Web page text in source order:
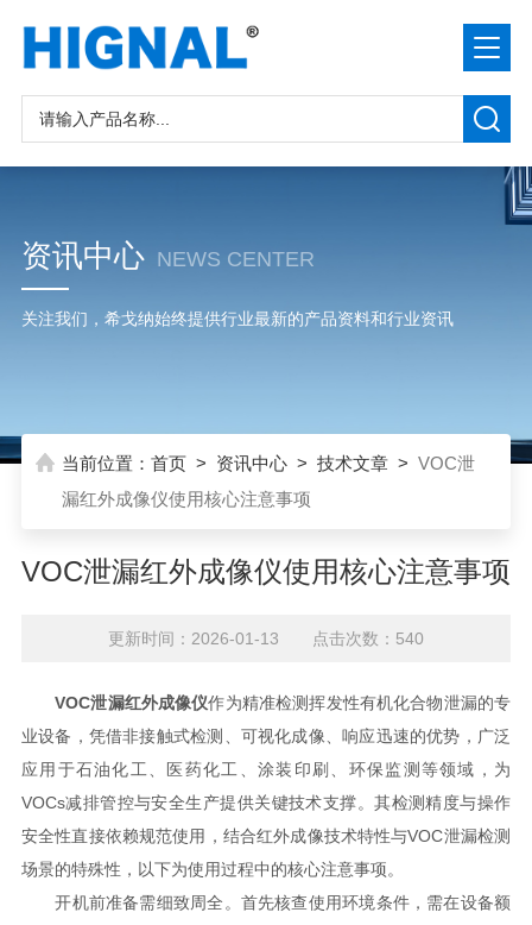
资讯中心 NEWS CENTER
关注我们，希戈纳始终提供行业最新的产品资料和行业资讯
当前位置： 首页> 资讯中心> 技术文章> VOC泄
漏红外成像仪使用核心注意事项
VOC泄漏红外成像仪使用核心注意事项
更新时间：2026-01-13 点击次数：540
VOC泄漏红外成像仪作为精准检测挥发性有机化合物泄漏的专
业设备，凭借非接触式检测、可视化成像、响应迅速的优势，广泛
应用于石油化工、医药化工、涂装印刷、环保监测等领域，为
VOCs减排管控与安全生产提供关键技术支撑。其检测精度与操作
安全性直接依赖规范使用，结合红外成像技术特性与VOC泄漏检测
场景的特殊性，以下为使用过程中的核心注意事项。
开机前准备需细致周全。首先核查使用环境条件，需在设备额